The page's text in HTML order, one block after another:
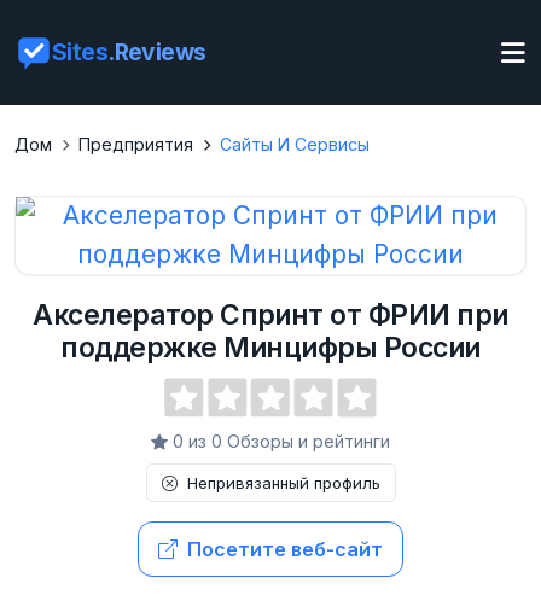
Sites.Reviews
Дом Предприятия Сайты И Сервисы
Акселератор Спринт от ФРИИ при
поддержке Минцифры России
0 из 0 Обзоры и рейтинги
Непривязанный профиль
Посетите веб-сайт